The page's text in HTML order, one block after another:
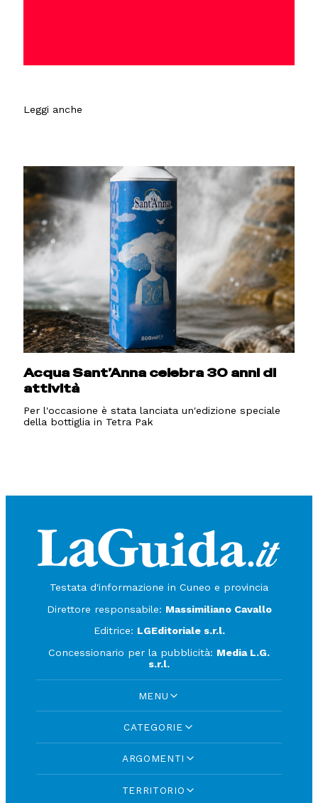
Leggi anche
Acqua Sant’Anna celebra 30 anni di
attività
Per l'occasione è stata lanciata un'edizione speciale
della bottiglia in Tetra Pak
Testata d'informazione in Cuneo e provincia
Direttore responsabile: Massimiliano Cavallo
Editrice: LGEditoriale s.r.l.
Concessionario per la pubblicità: Media L.G.
s.r.l.
MENU
CATEGORIE
ARGOMENTI
TERRITORIO